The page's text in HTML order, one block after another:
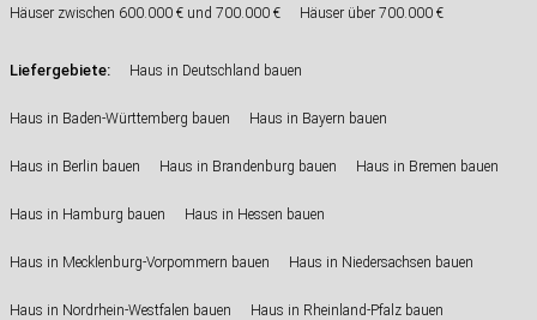
Häuser zwischen 600.000 € und 700.000 € Häuser über 700.000 €
Liefergebiete: Haus in Deutschland bauen
Haus in Baden-Württemberg bauen Haus in Bayern bauen
Haus in Berlin bauen Haus in Brandenburg bauen Haus in Bremen bauen
Haus in Hamburg bauen Haus in Hessen bauen
Haus in Mecklenburg-Vorpommern bauen Haus in Niedersachsen bauen
Haus in Nordrhein-Westfalen bauen Haus in Rheinland-Pfalz bauen